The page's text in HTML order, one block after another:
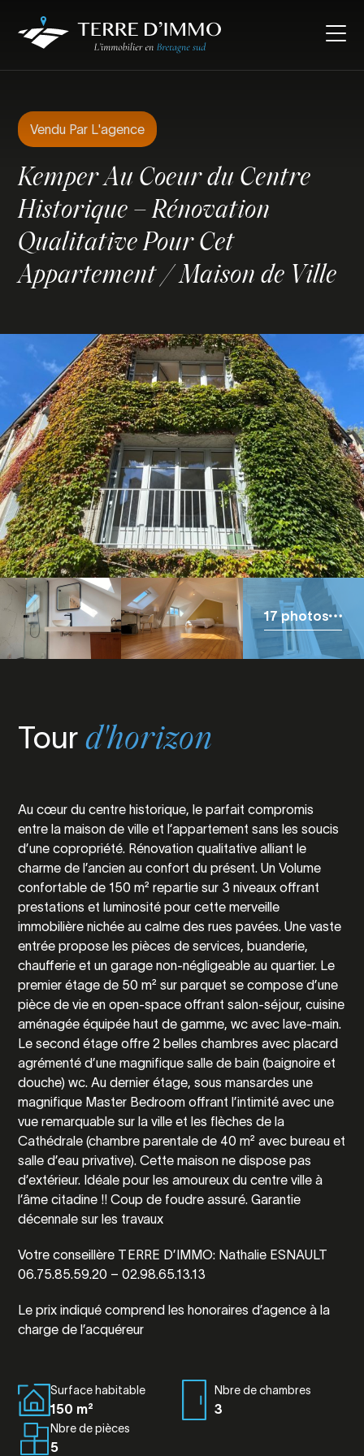
Vendu Par L'agence
Kemper Au Coeur du Centre
Historique – Rénovation
Qualitative Pour Cet
Appartement / Maison de Ville
17 photos
Tourd'horizon
Au cœur du centre historique, le parfait compromis
entre la maison de ville et l’appartement sans les soucis
d’une copropriété. Rénovation qualitative alliant le
charme de l’ancien au confort du présent. Un Volume
confortable de 150 m² repartie sur 3 niveaux offrant
prestations et luminosité pour cette merveille
immobilière nichée au calme des rues pavées. Une vaste
entrée propose les pièces de services, buanderie,
chaufferie et un garage non-négligeable au quartier. Le
premier étage de 50 m² sur parquet se compose d’une
pièce de vie en open-space offrant salon-séjour, cuisine
aménagée équipée haut de gamme, wc avec lave-main.
Le second étage offre 2 belles chambres avec placard
agrémenté d’une magnifique salle de bain (baignoire et
douche) wc. Au dernier étage, sous mansardes une
magnifique Master Bedroom offrant l’intimité avec une
vue remarquable sur la ville et les flèches de la
Cathédrale (chambre parentale de 40 m² avec bureau et
salle d’eau privative). Cette maison ne dispose pas
d’extérieur. Idéale pour les amoureux du centre ville à
l’âme citadine !! Coup de foudre assuré. Garantie
décennale sur les travaux
Votre conseillère TERRE D’IMMO: Nathalie ESNAULT
06.75.85.59.20 – 02.98.65.13.13
Le prix indiqué comprend les honoraires d’agence à la
charge de l’acquéreur
Surface habitable
150 m²
Nbre de chambres
3
Nbre de pièces
5